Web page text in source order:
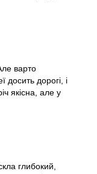
варто
досить дорогі, і
якісна, але у
глибокий,